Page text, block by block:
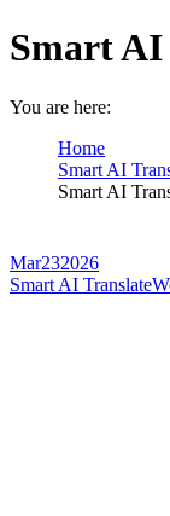
Smart AI
You are here:
Home
Smart AI
Smart AI
Mar232026
Smart AI Translate